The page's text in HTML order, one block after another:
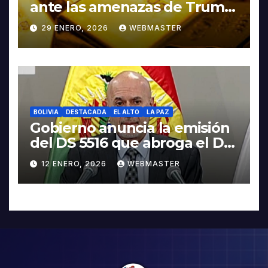
ante las amenazas de Trump
contra Irán
29 ENERO, 2026 WEBMASTER
BOLIVIA DESTACADA EL ALTO LA PAZ
Gobierno anuncia la emisión
del DS 5516 que abroga el DS
5503
12 ENERO, 2026 WEBMASTER